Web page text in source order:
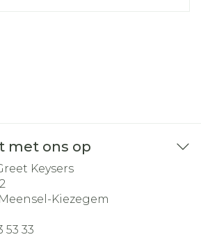
met ons op
Keysers
Kiezegem
53 33